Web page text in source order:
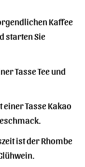
Kaffee
starten Sie
Tasse Tee und
Tasse Kakao
ist der Rhombe